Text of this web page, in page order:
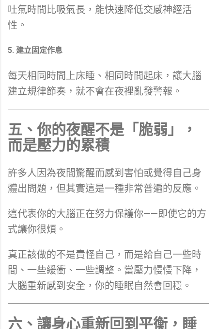
吐氣時間比吸氣長，能快速降低交感神經活
性。
5. 建立固定作息
每天相同時間上床睡、相同時間起床，讓大腦
建立規律節奏，就不會在夜裡亂發警報。
五、你的夜醒不是「脆弱」，
而是壓力的累積
許多人因為夜間驚醒而感到害怕或覺得自己身
體出問題，但其實這是一種非常普遍的反應。
這代表你的大腦正在努力保護你——即使它的方
式讓你很煩。
真正該做的不是責怪自己，而是給自己一些時
間、一些緩衝、一些調整。當壓力慢慢下降，
大腦重新感到安全，你的睡眠自然會回穩。
六、讓身心重新回到平衡，睡